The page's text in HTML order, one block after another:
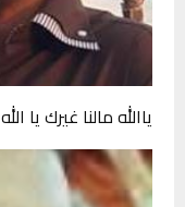
ياالله مالنا غيرك يا الله